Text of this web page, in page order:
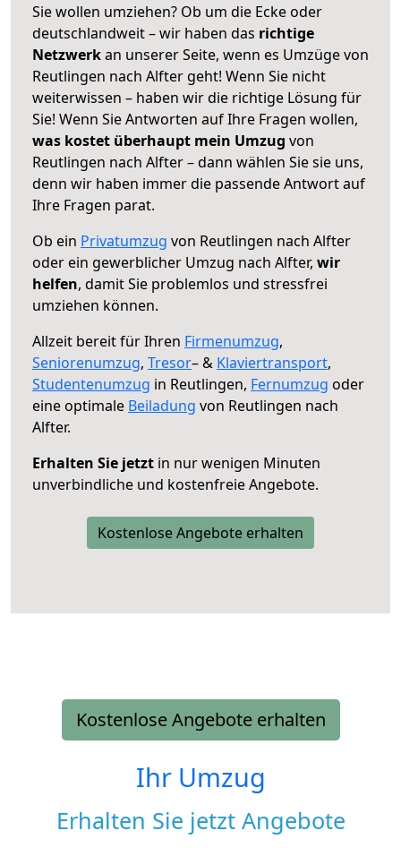
Sie wollen umziehen? Ob um die Ecke oder
deutschlandweit – wir haben das richtige
Netzwerkan unserer Seite, wenn es Umzüge von
Reutlingen nach Alfter geht! Wenn Sie nicht
weiterwissen – haben wir die richtige Lösung für
Sie! Wenn Sie Antworten auf Ihre Fragen wollen,
was kostet überhaupt mein Umzug von
Reutlingen nach Alfter – dann wählen Sie sie uns,
denn wir haben immer die passende Antwort auf
Ihre Fragen parat.
Ob ein Privatumzug von Reutlingen nach Alfter
oder ein gewerblicher Umzug nach Alfter, wir
helfen, damit Sie problemlos und stressfrei
umziehen können.
Allzeit bereit für Ihren Firmenumzug,
Seniorenumzug, Tresor– & Klaviertransport,
Studentenumzug in Reutlingen, Fernumzug oder
eine optimale Beiladung von Reutlingen nach
Alfter.
Erhalten Sie jetzt in nur wenigen Minuten
unverbindliche und kostenfreie Angebote.
Kostenlose Angebote erhalten
Kostenlose Angebote erhalten
Ihr Umzug
Erhalten Sie jetzt Angebote